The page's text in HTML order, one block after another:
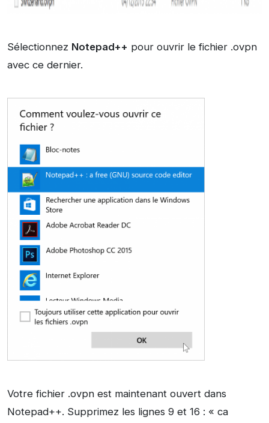
Sélectionnez Notepad++ pour ouvrir le fichier .ovpn
avec ce dernier.
Votre fichier .ovpn est maintenant ouvert dans
Notepad++. Supprimez les lignes 9 et 16 : « ca